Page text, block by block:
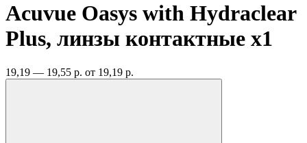
Acuvue Oasys with Hydraclear
Plus, линзы контактные x1
19,19 — 19,55 р. от 19,19 р.